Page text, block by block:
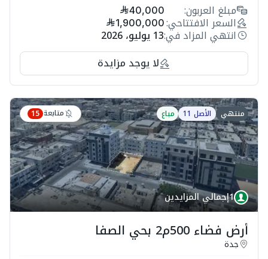
مبلغ العربون: 40,000
السعر الافتتاحي: 1,900,000
انتهي المزاد في:13 يوليو، 2026
لا يوجد مزايدة
منتهي الأصل 11 مباع متابعة 15
1إجمالي المزايدين
أرض فضاء 500م2 بحي الصفا
جدة